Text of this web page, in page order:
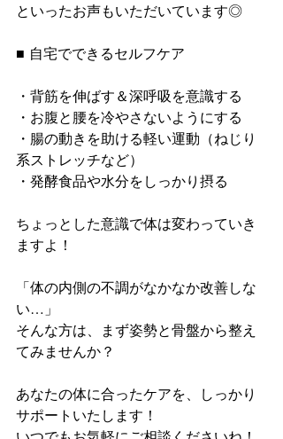
といったお声もいただいています◎
■ 自宅でできるセルフケア
・背筋を伸ばす＆深呼吸を意識する
・お腹と腰を冷やさないようにする
・腸の動きを助ける軽い運動（ねじり
系ストレッチなど）
・発酵食品や水分をしっかり摂る
ちょっとした意識で体は変わっていき
ますよ！
「体の内側の不調がなかなか改善しな
い…」
そんな方は、まず姿勢と骨盤から整え
てみませんか？
あなたの体に合ったケアを、しっかり
サポートいたします！